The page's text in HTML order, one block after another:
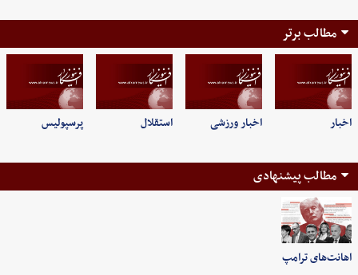
مطالب برتر
اخبار اخبار ورزشی استقلال پرسپولیس
مطالب پیشنهادی
اهانت‌های ترامپ